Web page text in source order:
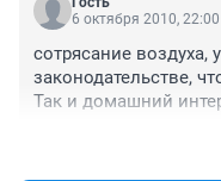
6 октября 2010, 22:00
сотрясание воздуха,
законодательстве,
Так и домашний